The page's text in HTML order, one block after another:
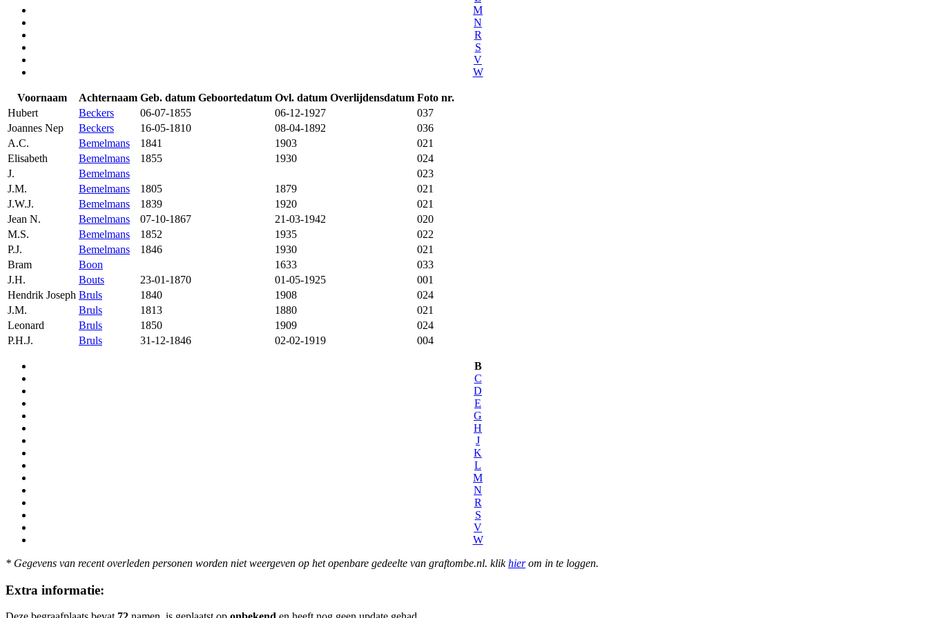
M
N
R
S
V
W
Voornaam Achternaam Geb. datum Geboortedatum Ovl. datum Overlijdensdatum Foto nr.
Hubert
Beckers 06-07-1855 06-12-1927
037
Joannes Nep
Beckers 16-05-1810 08-04-1892
036
A.C.
Bemelmans 1841 1903
021
Elisabeth
Bemelmans 1855 1930
024
J.
Bemelmans
023
J.M.
Bemelmans 1805 1879
021
J.W.J.
Bemelmans 1839 1920
021
Jean N.
Bemelmans 07-10-1867 21-03-1942
020
M.S.
Bemelmans 1852 1935
022
P.J.
Bemelmans 1846 1930
021
Bram
Boon 1633
033
J.H.
Bouts 23-01-1870 01-05-1925
001
Hendrik Joseph Bruls 1840 1908
024
J.M.
Bruls 1813 1880
021
Leonard
Bruls 1850 1909
024
P.H.J.
Bruls 31-12-1846 02-02-1919 004
B
C
D
E
G
H
J
K
L
M
N
R
S
V
W
* Gegevens van recent overleden personen worden niet weergeven op het openbare gedeelte van graftombe.nl. klikhierom in te loggen.
Extra informatie: